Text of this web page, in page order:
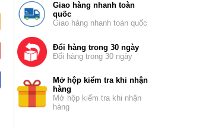
Giao hàng nhanh toàn
quốc
Giao hàng nhanh toàn quốc
Đổi hàng trong 30 ngày
Đổi hàng trong 30 ngày
Mở hộp kiểm tra khi nhận
hàng
Mở hộp kiểm tra khi nhận
hàng